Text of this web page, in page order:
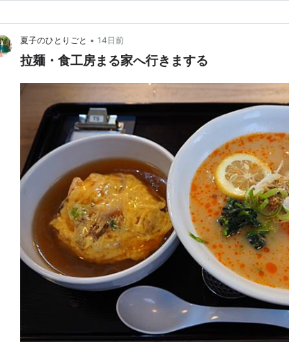
夏子のひとりごと • 14日前
拉麺・食工房まる家へ行きまする